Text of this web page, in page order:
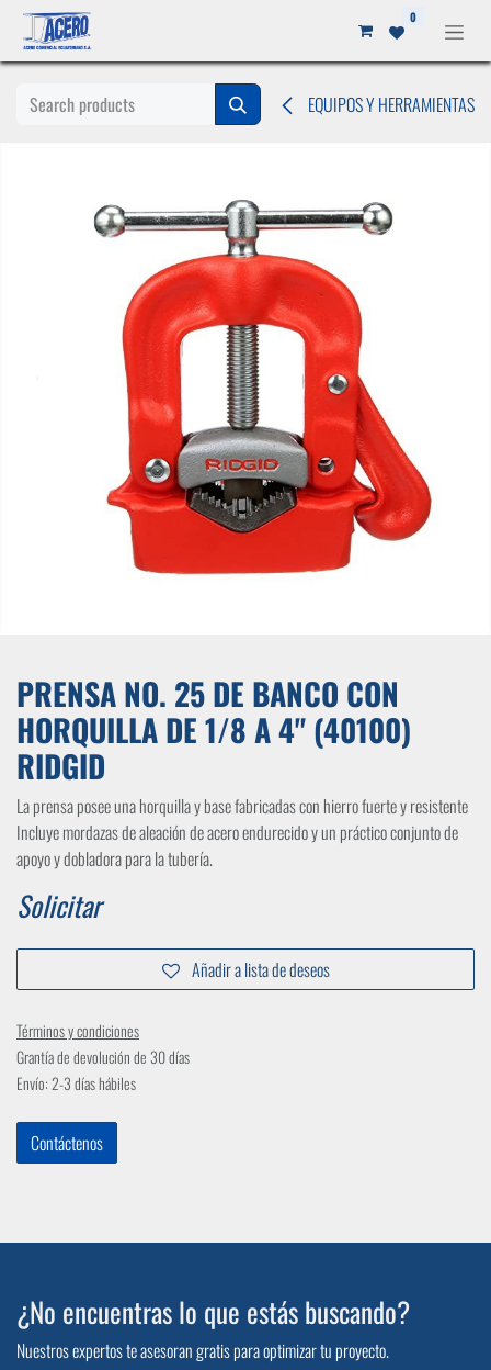
Ir al contenido 0
EQUIPOS Y HERRAMIENTAS
PRENSA NO. 25 DE BANCO CON
HORQUILLA DE 1/8 A 4" (40100)
RIDGID
La prensa posee una horquilla y base fabricadas con hierro fuerte y resistente
Incluye mordazas de aleación de acero endurecido y un práctico conjunto de
apoyo y dobladora para la tubería.
Solicitar
Añadir a lista de deseos
Términos y condiciones
Grantía de devolución de 30 días
Envío: 2-3 días hábiles
Contáctenos
¿No encuentras lo que estás buscando?
Nuestros expertos te asesoran gratis para optimizar tu proyecto.